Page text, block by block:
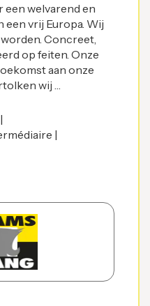
een welvarend en
een vrij Europa. Wij
Concreet,
op feiten. Onze
aan onze
wij …
|